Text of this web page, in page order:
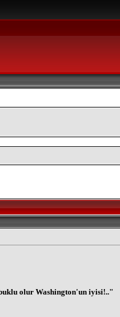
olur Washington'un iyisi!.."